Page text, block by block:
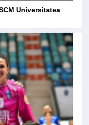
Universitatea